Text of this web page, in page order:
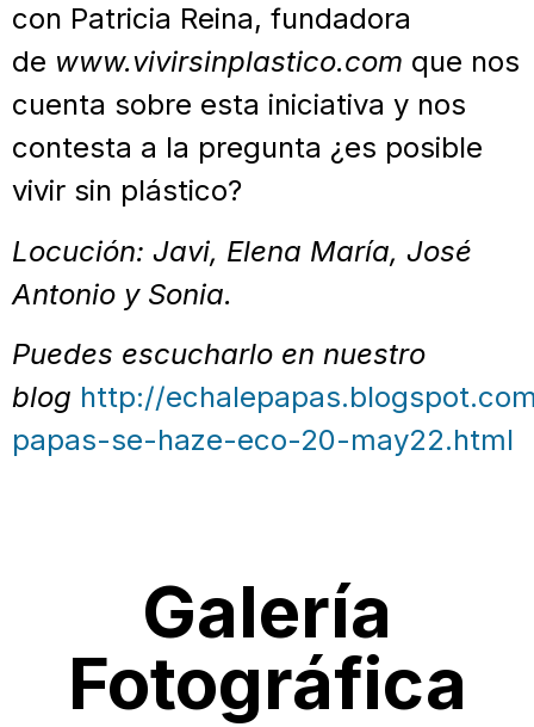
con Patricia Reina, fundadora
de www.vivirsinplastico.com que nos
cuenta sobre esta iniciativa y nos
contesta a la pregunta ¿es posible
vivir sin plástico?
Locución: Javi, Elena María, José
Antonio y Sonia.
Puedes escucharlo en nuestro
blog http://
papas-se-haze-eco-20-may22.html
Galería
Fotográfica